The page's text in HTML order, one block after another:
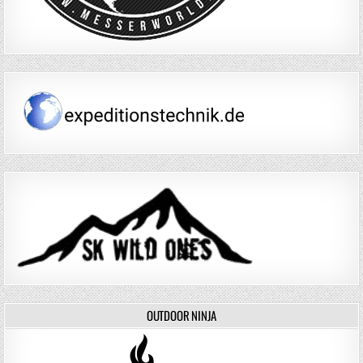
OUTDOOR NINJA